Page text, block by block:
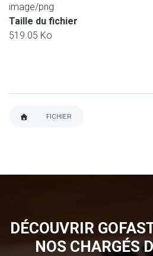
image/png
Taille du fichier
519.05 Ko
FICHIER
DÉCOUVRIR
NOS CHARGÉS